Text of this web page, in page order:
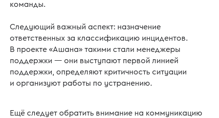
команды.
Следующий важный аспект: назначение
ответственных за классификацию инцидентов.
В проекте «Ашана» такими стали менеджеры
поддержки — они выступают первой линией
поддержки, определяют критичность ситуации
и организуют работы по устранению.
Ещё следует обратить внимание на коммуникацию